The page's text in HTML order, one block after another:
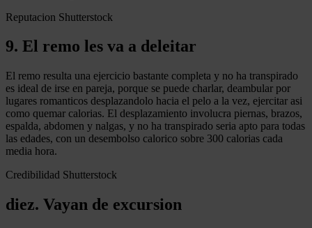
Reputacion Shutterstock
9. El remo les va a deleitar
El remo resulta una ejercicio bastante completa y no ha transpirado
es ideal de irse en pareja, porque se puede charlar, deambular por
lugares romanticos desplazandolo hacia el pelo a la vez, ejercitar asi
como quemar calorias. El desplazamiento involucra piernas, brazos,
espalda, abdomen y nalgas, y no ha transpirado seria apto para todas
las edades, con un desembolso calorico sobre 300 calorias cada
media hora.
Credibilidad Shutterstock
diez. Vayan de excursion